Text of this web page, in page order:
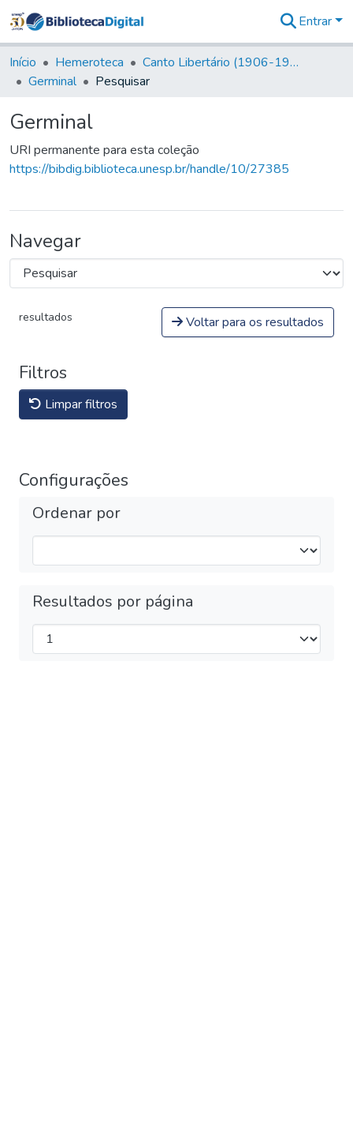
&
Coleções
Estatísticas
Entrar
Início Hemeroteca
Canto Libertário (1906-1995)
Germinal
Pesquisar
Germinal
URI permanente para esta coleção
https://bibdig.biblioteca.unesp.br/handle/10/27385
Navegar
resultados Voltar para os resultados
Filtros
Limpar filtros
Configurações
Ordenar por
Resultados por página